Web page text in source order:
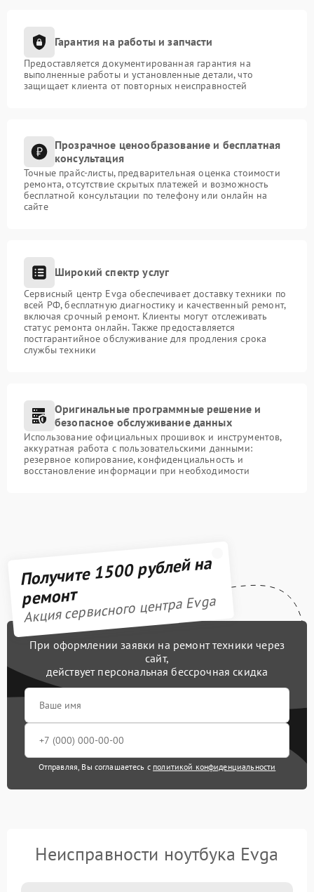
Гарантия на работы и запчасти
Предоставляется документированная гарантия на
выполненные работы и установленные детали, что
защищает клиента от повторных неисправностей
Прозрачное ценообразование и бесплатная
консультация
Точные прайс-листы, предварительная оценка стоимости
ремонта, отсутствие скрытых платежей и возможность
бесплатной консультации по телефону или онлайн на
сайте
Широкий спектр услуг
Сервисный центр Evga обеспечивает доставку техники по
всей РФ, бесплатную диагностику и качественный ремонт,
включая срочный ремонт. Клиенты могут отслеживать
статус ремонта онлайн. Также предоставляется
постгарантийное обслуживание для продления срока
службы техники
Оригинальные программные решение и
безопасное обслуживание данных
Использование официальных прошивок и инструментов,
аккуратная работа с пользовательскими данными:
резервное копирование, конфиденциальность и
восстановление информации при необходимости
Получите 1500 рублей на
ремонт
Акция сервисного центра Evga
При оформлении заявки на ремонт техники через
сайт,
действует персональная бессрочная скидка
Отправляя, Вы соглашаетесь с политикой конфиденциальности
Неисправности ноутбука Evga